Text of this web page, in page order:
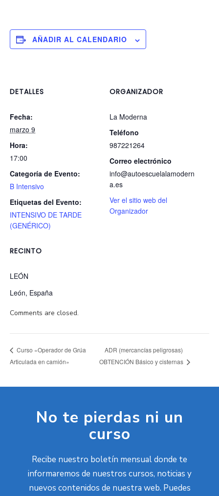
AÑADIR AL CALENDARIO
DETALLES
Fecha:
marzo 9
Hora:
17:00
Categoría de Evento:
B Intensivo
Etiquetas del Evento:
INTENSIVO DE TARDE
(GENÉRICO)
RECINTO
LEÓN
León, España
ORGANIZADOR
La Moderna
Teléfono
987221264
Correo electrónico
info@autoescuelalamodern
a.es
Ver el sitio web del
Organizador
Comments are closed.
Curso «Operador de Grúa
Articulada en camión»
ADR (mercancías peligrosas)
OBTENCIÓN Básico y cisternas
No te pierdas ni un
curso
Recibe nuestro boletín mensual donde te
informaremos de nuestros cursos, noticias y
nuevos contenidos de nuestra web. Puedes